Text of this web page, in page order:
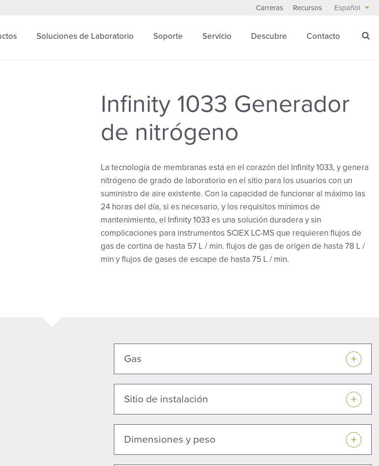
Carreras Recursos Español
Soluciones de Laboratorio Soporte Servicio Descubre Contacto
Infinity 1033 Generador
de nitrógeno
La tecnología de membranas está en el corazón del Infinity 1033, y genera
nitrógeno de grado de laboratorio en el sitio para los usuarios con un
suministro de aire existente. Con la capacidad de funcionar al máximo las
24 horas del día, si es necesario, y los requisitos mínimos de
mantenimiento, el Infinity 1033 es una solución duradera y sin
complicaciones para instrumentos SCIEX LC-MS que requieren flujos de
gas de cortina de hasta 57 L / min. flujos de gas de origen de hasta 78 L /
min y flujos de gases de escape de hasta 75 L / min.
Gas
Sitio de instalación
Dimensiones y peso